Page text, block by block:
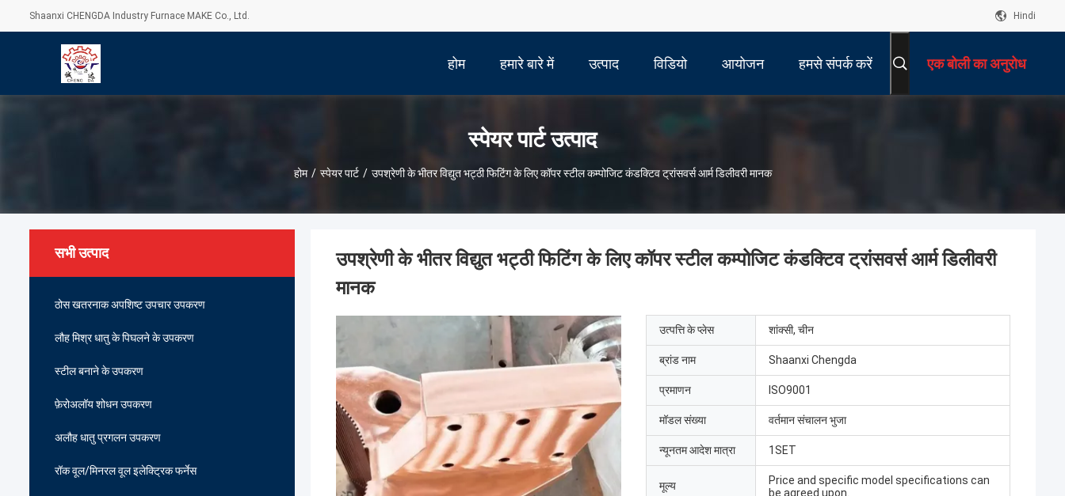
Shaanxi CHENGDA Industry Furnace MAKE Co., Ltd. Hindi
होम हमारे बारे में उत्पाद विडियो आयोजन हमसे संपर्क करें एक बोली का अनुरोध
स्पेयर पार्ट उत्पाद
होम / स्पेयर पार्ट / उपश्रेणी के भीतर विद्युत भट्ठी फिटिंग के लिए कॉपर स्टील कम्पोजिट कंडक्टिव ट्रांसवर्स आर्म डिलीवरी मानक
सभी उत्पाद
ठोस खतरनाक अपशिष्ट उपचार उपकरण
लौह मिश्र धातु के पिघलने के उपकरण
स्टील बनाने के उपकरण
फ़ेरोअलॉय शोधन उपकरण
अलौह धातु प्रगलन उपकरण
रॉक वूल/मिनरल वूल इलेक्ट्रिक फर्नेस
उपश्रेणी के भीतर विद्युत भट्ठी फिटिंग के लिए कॉपर स्टील कम्पोजिट कंडक्टिव ट्रांसवर्स आर्म डिलीवरी
मानक
उत्पत्ति के प्लेस शांक्सी, चीन
ब्रांड नाम Shaanxi Chengda
प्रमाणन ISO9001
मॉडल संख्या वर्तमान संचालन भुजा
न्यूनतम आदेश मात्रा 1SET
मूल्य
Price and specific model specifications can
be agreed upon.